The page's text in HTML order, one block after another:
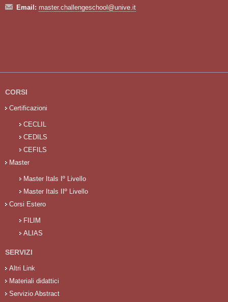
Email: master.challengeschool@unive.it
CORSI
Certificazioni
CECLIL
CEDILS
CEFILS
Master
Master Itals Iº Livello
Master Itals IIº Livello
Corsi Estero
FILIM
ALIAS
SERVIZI
Altri Link
Materiali didattici
Servizio Abstract